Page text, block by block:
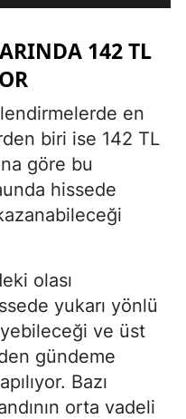
142 TL
en
biri ise 142 TL
göre bu
hissede
olası
yukarı yönlü
ve üst
gündeme
Bazı
orta vadeli